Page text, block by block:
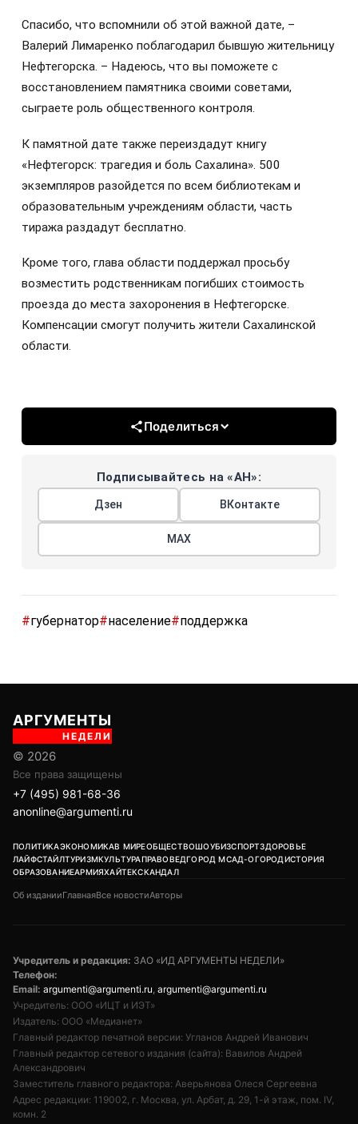
Спасибо, что вспомнили об этой важной дате, –
Валерий Лимаренко поблагодарил бывшую жительницу
Нефтегорска. – Надеюсь, что вы поможете с
восстановлением памятника своими советами,
сыграете роль общественного контроля.
К памятной дате также переиздадут книгу
«Нефтегорск: трагедия и боль Сахалина». 500
экземпляров разойдется по всем библиотекам и
образовательным учреждениям области, часть
тиража раздадут бесплатно.
Кроме того, глава области поддержал просьбу
возместить родственникам погибших стоимость
проезда до места захоронения в Нефтегорске.
Компенсации смогут получить жители Сахалинской
области.
Поделиться
Подписывайтесь на «АН»:
Дзен ВКонтакте
МАХ
#губернатор#население#поддержка
АРГУМЕНТЫ
НЕДЕЛИ
© 2026
Все права защищены
+7 (495) 981-68-36
anonline@argumenti.ru
ПОЛИТИКАЭКОНОМИКАВ МИРЕОБЩЕСТВОШОУБИЗСПОРТЗДОРОВЬЕ
ЛАЙФСТАЙЛТУРИЗМКУЛЬТУРАПРАВОВЕДГОРОД МСАД-ОГОРОДИСТОРИЯ
ОБРАЗОВАНИЕАРМИЯХАЙТЕКСКАНДАЛ
Об изданииГлавнаяВсе новостиАвторы
Учредитель и редакция: ЗАО «ИД АРГУМЕНТЫ НЕДЕЛИ»
Телефон:
Email: argumenti@argumenti.ru, argumenti@argumenti.ru
Учредитель: ООО «ИЦТ и ИЭТ»
Издатель: ООО «Медианет»
Главный редактор печатной версии: Угланов Андрей Иванович
Главный редактор сетевого издания (сайта): Вавилов Андрей
Александрович
Заместитель главного редактора: Аверьянова Олеся Сергеевна
Адрес редакции: 119002, г. Москва, ул. Арбат, д. 29, 1-й этаж, пом. IV,
комн. 2